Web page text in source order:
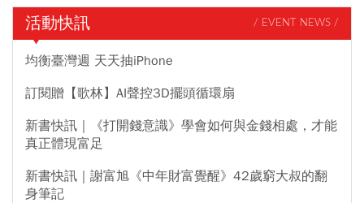
活動快訊 / EVENT NEWS /
均衡臺灣週 天天抽iPhone
訂閱贈【歌林】AI聲控3D擺頭循環扇
新書快訊｜《打開錢意識》學會如何與金錢相處，才能
真正體現富足
新書快訊｜謝富旭《中年財富覺醒》42歲窮大叔的翻
身筆記